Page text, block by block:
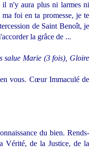
n'y aura plus ni larmes ni
foi en ta promesse, je te
de Saint Benoît, je
la grâce de ...
salue Marie (3 fois), Gloire
vous. Cœur Immaculé de
du bien. Rends-
Vérité, de la Justice, de la